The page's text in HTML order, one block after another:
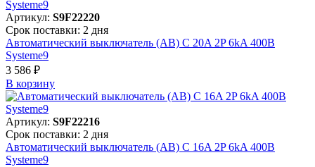
Артикул: S9F22220
Срок поставки: 2 дня
Автоматический выключатель (АВ) C 20A 2P 6kA 400В
Systeme9
3 586 ₽
В корзинy
Артикул: S9F22216
Срок поставки: 2 дня
Автоматический выключатель (АВ) C 16A 2P 6kA 400В
Systeme9